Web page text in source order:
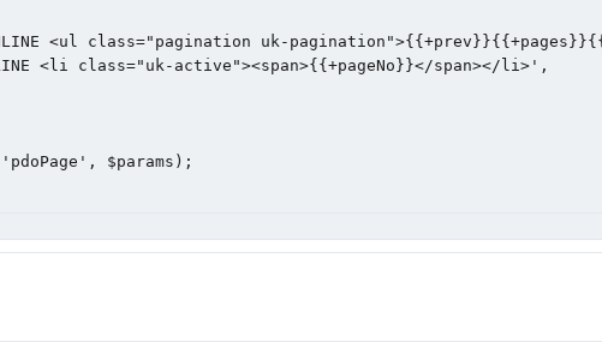
<ul class="pagination uk-
<li class="uk-active"><span>{{+pageNo}}</span></li>',
$params);